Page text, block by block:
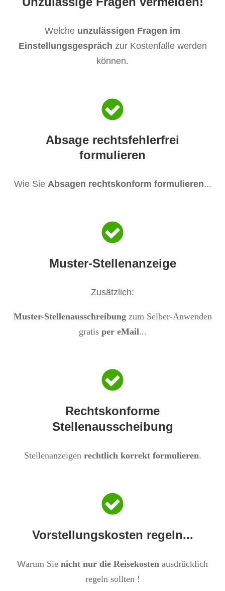
​Welche unzulässigen Fragen im
Einstellungsgespräch zur Kostenfalle werden
können.
​Absage rechtsfehlerfrei
​formulieren
Wie Sie Absagen rechtskonform formulieren...
Muster-Stellenanzeige
Zusätzlich:
Muster-Stellenausschreibungzum Selber-Anwenden
gratis per eMail...
Rechtskonforme
Stellenausscheibung
​Stellenanzeigen rechtlich korrekt formulieren.
Vorstellungskosten regeln...
Warum Sie nicht nur die Reisekosten ausdrücklich
regeln sollten !